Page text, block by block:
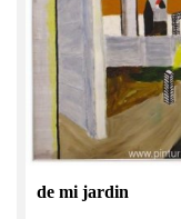
de mi jardin